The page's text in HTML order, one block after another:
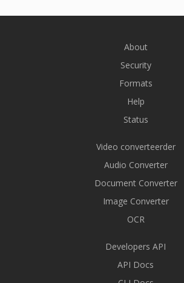
About
Security
Formats
Help
Status
Video converteerder
Audio Converter
Document Converter
Image Converter
OCR
Developers API
API Docs